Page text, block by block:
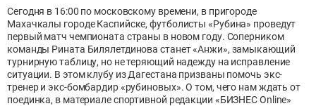
Сегодня в 16:00 по московскому времени, в пригороде
Махачкалы городе Каспийске, футболисты «Рубина» проведут
первый матч чемпионата страны в новом году. Соперником
команды Рината Билялетдинова станет «Анжи», замыкающий
турнирную таблицу, но не теряющий надежду на исправление
ситуации. В этом клубу из Дагестана призваны помочь экс-
тренер и экс-бомбардир «рубиновых». О том, чего нам ждать от
поединка, в материале спортивной редакции «БИЗНЕС Online»